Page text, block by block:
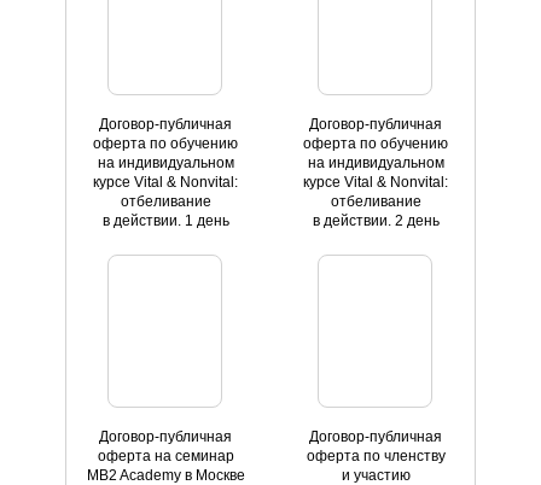
Договор-публичная
оферта по обучению
на индивидуальном
курсе Vital & Nonvital:
отбеливание
в действии. 1 день
Договор-публичная
оферта по обучению
на индивидуальном
курсе Vital & Nonvital:
отбеливание
в действии. 2 день
Договор-публичная
оферта на семинар
MB2 Academy в Москве
Договор-публичная
оферта по членству
и участию